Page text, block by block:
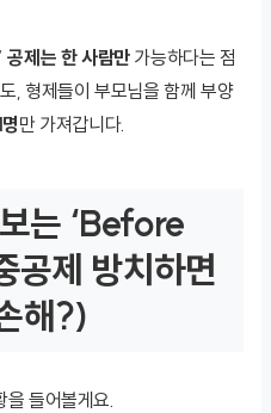
공제는 한 사람만가능하다는 점
, 형제들이 부모님을 함께 부양
만 가져갑니다.
는 ‘Before
제 방치하면
해?)
들어볼게요.